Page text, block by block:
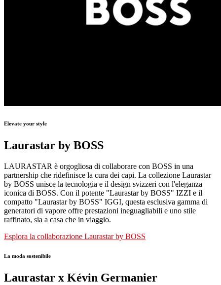
Elevate your style
Laurastar by BOSS
LAURASTAR è orgogliosa di collaborare con BOSS in una
partnership che ridefinisce la cura dei capi. La collezione Laurastar
by BOSS unisce la tecnologia e il design svizzeri con l'eleganza
iconica di BOSS. Con il potente "Laurastar by BOSS" IZZI e il
compatto "Laurastar by BOSS" IGGI, questa esclusiva gamma di
generatori di vapore offre prestazioni ineguagliabili e uno stile
raffinato, sia a casa che in viaggio.
Esplora la collaborazione Laurastar by BOSS
La moda sostenibile
Laurastar x Kévin Germanier